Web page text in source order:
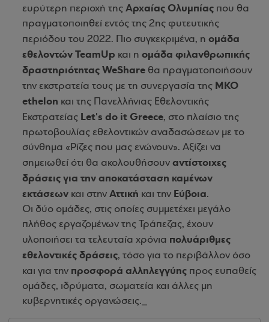
ευρύτερη περιοχή της Αρχαίας Ολυμπίας που θα
πραγματοποιηθεί εντός της 2ης φυτευτικής
περιόδου του 2022. Πιο συγκεκριμένα, η ομάδα
εθελοντών TeamUp και η ομάδα φιλανθρωπικής
δραστηριότητας WeShare θα πραγματοποιήσουν
την εκστρατεία τους με τη συνεργασία της ΜΚΟ
ethelon και της Πανελλήνιας Εθελοντικής
Εκστρατείας Let's do it Greece, στο πλαίσιο της
πρωτοβουλίας εθελοντικών αναδασώσεων με το
σύνθημα «Ρίζες που μας ενώνουν». Αξίζει να
σημειωθεί ότι θα ακολουθήσουν αντίστοιχες
δράσεις για την αποκατάσταση καμένων
εκτάσεων και στην Αττική και την Εύβοια.
Οι δύο ομάδες, στις οποίες συμμετέχει μεγάλο
πλήθος εργαζομένων της Τράπεζας, έχουν
υλοποιήσει τα τελευταία χρόνια πολυάριθμες
εθελοντικές δράσεις, τόσο για το περιβάλλον όσο
και για την προσφορά αλληλεγγύης προς ευπαθείς
ομάδες, ιδρύματα, σωματεία και άλλες μη
κυβερνητικές οργανώσεις._